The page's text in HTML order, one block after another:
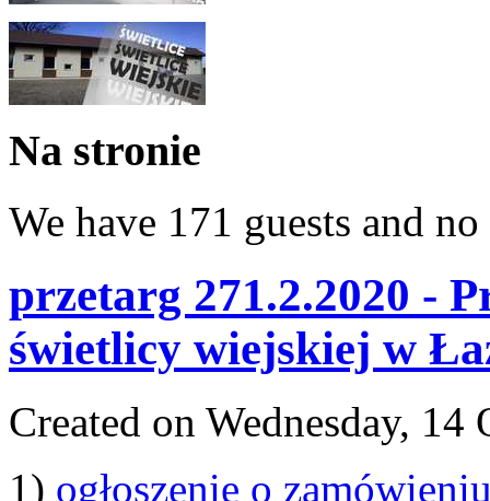
Na stronie
We have 171 guests and
przetarg 271.2.2020 -
świetlicy wiejskiej w
Created on Wednesday, 14
1) ogłoszenie o